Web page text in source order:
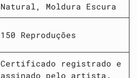
Natural, Moldura Escura
150 Reproduções
Certificado registrado e
assinado pelo artista.